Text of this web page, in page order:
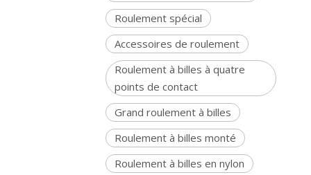
Roulement spécial
Accessoires de roulement
Roulement à billes à quatre
points de contact
Grand roulement à billes
Roulement à billes monté
Roulement à billes en nylon